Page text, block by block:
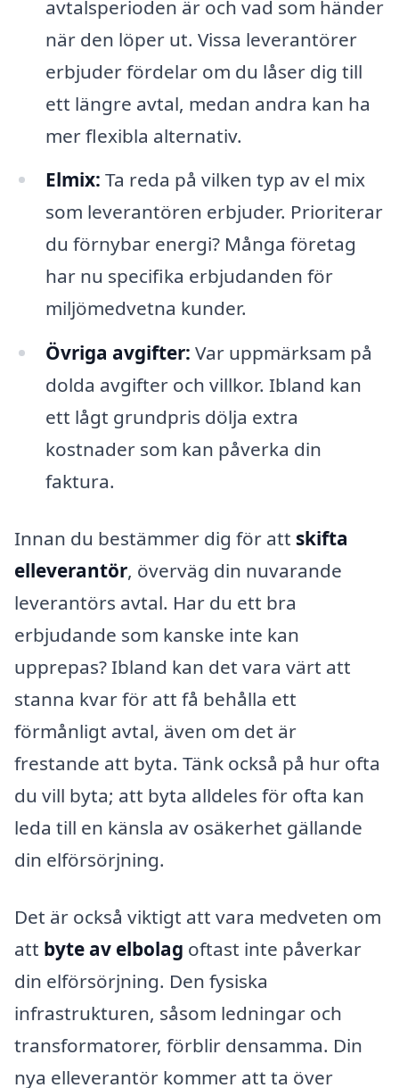
avtalsperioden är och vad som händer
när den löper ut. Vissa leverantörer
erbjuder fördelar om du låser dig till
ett längre avtal, medan andra kan ha
mer flexibla alternativ.
Elmix: Ta reda på vilken typ av el mix
som leverantören erbjuder. Prioriterar
du förnybar energi? Många företag
har nu specifika erbjudanden för
miljömedvetna kunder.
Övriga avgifter: Var uppmärksam på
dolda avgifter och villkor. Ibland kan
ett lågt grundpris dölja extra
kostnader som kan påverka din
faktura.
Innan du bestämmer dig för att skifta
elleverantör, överväg din nuvarande
leverantörs avtal. Har du ett bra
erbjudande som kanske inte kan
upprepas? Ibland kan det vara värt att
stanna kvar för att få behålla ett
förmånligt avtal, även om det är
frestande att byta. Tänk också på hur ofta
du vill byta; att byta alldeles för ofta kan
leda till en känsla av osäkerhet gällande
din elförsörjning.
Det är också viktigt att vara medveten om
att byte av elbolag oftast inte påverkar
din elförsörjning. Den fysiska
infrastrukturen, såsom ledningar och
transformatorer, förblir densamma. Din
nya elleverantör kommer att ta över